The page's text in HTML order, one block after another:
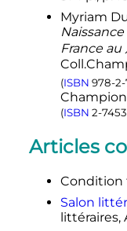
Myriam
France au
(ISBN 978-2-
(ISBN 2-
Articles
Condition
Salon
littéraires,